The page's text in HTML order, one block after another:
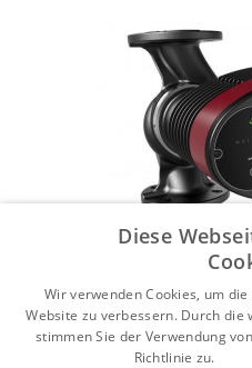
Diese
Wir verwenden Cookies, um
Website zu verbessern. Durch
stimmen Sie der Verwendung
Richtlinie zu.